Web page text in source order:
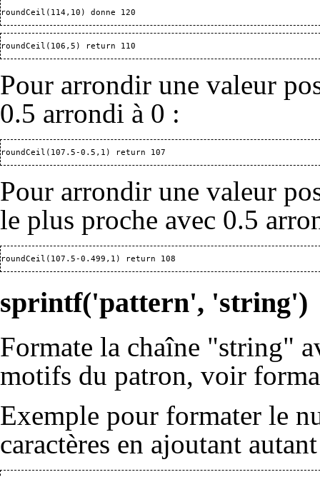
roundCeil(114,10) donne 120
roundCeil(106,5) return 110
Pour arrondir une valeur
0.5 arrondi à 0 :
roundCeil(107.5-0.5,1) return 107
Pour arrondir une valeur
le plus proche avec 0.5
roundCeil(107.5-0.499,1) return 108
sprintf('pattern', 'string')
Formate la chaîne "string"
motifs du patron, voir
Exemple pour formater le
caractères en ajoutant